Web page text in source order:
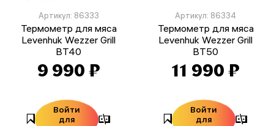
Артикул: 86333
Термометр для мяса
Levenhuk Wezzer Grill
BT40
9 990 ₽
Войти
для
Артикул: 86334
Термометр для мяса
Levenhuk Wezzer Grill
BT50
11 990 ₽
Войти
для